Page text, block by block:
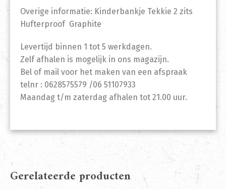
Overige informatie: Kinderbankje Tekkie 2 zits
Hufterproof Graphite
Levertijd binnen 1 tot 5 werkdagen.
Zelf afhalen is mogelijk in ons magazijn.
Bel of mail voor het maken van een afspraak
telnr : 0628575579 /06 51107933
Maandag t/m zaterdag afhalen tot 21.00 uur.
Gerelateerde producten